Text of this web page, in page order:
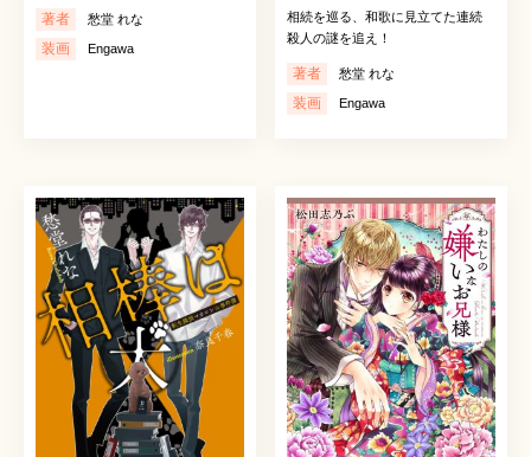
著者 愁堂 れな
装画 Engawa
相続を巡る、和歌に見立てた連続
殺人の謎を追え！
著者 愁堂 れな
装画 Engawa